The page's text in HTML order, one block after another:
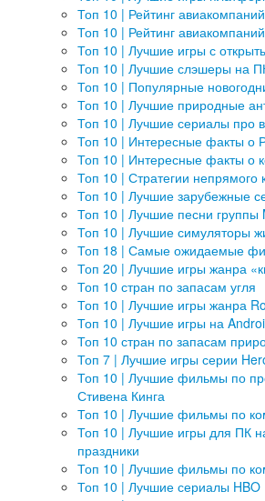
Топ 10 | Рейтинг
Топ 10 | Рейтинг
Топ 10 | Лучшие игры с
Топ 10 | Лучшие слэшеры на
Топ 10 | Популярные
Топ 10 | Лучшие природные
Топ 10 | Лучшие сериалы про
Топ 10 | Интересные факты о
Топ 10 | Интересные факты о
Топ 10 | Стратегии непрямого
Топ 10 | Лучшие зарубежные
Топ 10 | Лучшие песни группы
Топ 10 | Лучшие симуляторы
Топ 18 | Самые ожидаемые
Топ 20 | Лучшие игры жанра
Топ 10 стран по запасам угля
Топ 10 | Лучшие игры жанра
Топ 10 | Лучшие игры на
Топ 10 стран по запасам
Топ 7 | Лучшие игры серии
Топ 10 | Лучшие фильмы по
Стивена Кинга
Топ 10 | Лучшие фильмы по
Топ 10 | Лучшие игры для ПК
праздники
Топ 10 | Лучшие фильмы по
Топ 10 | Лучшие сериалы HBO